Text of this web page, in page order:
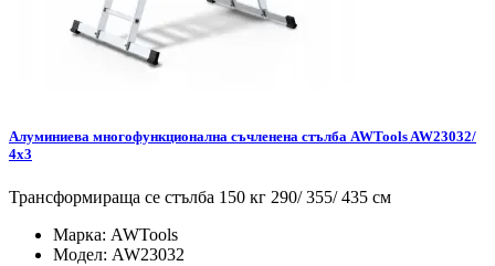
Алуминиева многофункционална съчленена стълба AWTools AW23032/
4x3
Трансформираща се стълба 150 кг 290/ 355/ 435 см
Марка: AWTools
Модел: AW23032